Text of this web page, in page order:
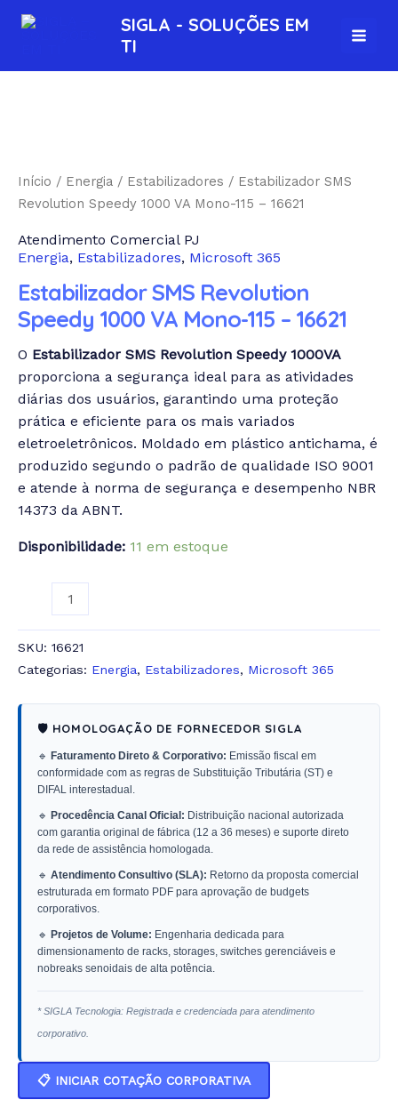
para
conteúdo
SIGLA - SOLUÇÕES EM
TI
Início / Energia / Estabilizadores / Estabilizador SMS
Revolution Speedy 1000 VA Mono-115 – 16621
Atendimento Comercial PJ
Energia, Estabilizadores, Microsoft 365
Estabilizador SMS Revolution
Speedy 1000 VA Mono-115 – 16621
O Estabilizador SMS Revolution Speedy 1000VA
proporciona a segurança ideal para as atividades
diárias dos usuários, garantindo uma proteção
prática e eficiente para os mais variados
eletroeletrônicos. Moldado em plástico antichama, é
produzido segundo o padrão de qualidade ISO 9001
e atende à norma de segurança e desempenho NBR
14373 da ABNT.
Disponibilidade: 11 em estoque
Speedy
1000
Mono-
115
-
16621
quantidade
SKU: 16621
Categorias: Energia, Estabilizadores, Microsoft 365
🛡️ HOMOLOGAÇÃO DE FORNECEDOR SIGLA
🔹 Faturamento Direto & Corporativo: Emissão fiscal em
conformidade com as regras de Substituição Tributária (ST) e
DIFAL interestadual.
🔹 Procedência Canal Oficial: Distribuição nacional autorizada
com garantia original de fábrica (12 a 36 meses) e suporte direto
da rede de assistência homologada.
🔹 Atendimento Consultivo (SLA): Retorno da proposta comercial
estruturada em formato PDF para aprovação de budgets
corporativos.
🔹 Projetos de Volume: Engenharia dedicada para
dimensionamento de racks, storages, switches gerenciáveis e
nobreaks senoidais de alta potência.
* SIGLA Tecnologia: Registrada e credenciada para atendimento
corporativo.
📋 INICIAR COTAÇÃO CORPORATIVA